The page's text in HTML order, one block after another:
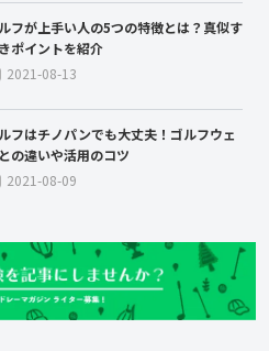
フが上手い人の5つの特徴とは？真似す
ポイントを紹介
2021-08-13
フはチノパンでも大丈夫！ゴルフウェ
の違いや活用のコツ
2021-08-09